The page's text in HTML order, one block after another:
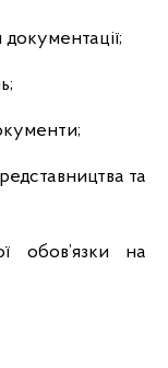
та
обов’язки на